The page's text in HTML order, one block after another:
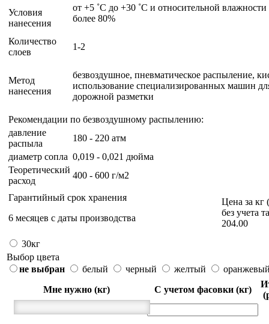
Условия
нанесения
от +5 ˚C до +30 ˚C и относительной влажности
более 80%
Количество
слоев
1-2
Метод
нанесения
безвоздушное, пневматическое распыление,
использование специализированных машин
дорожной разметки
Рекомендации по безвоздушному распылению:
давление
распыла
180 - 220 атм
диаметр сопла 0,019 - 0,021 дюйма
Теоретический
расход
400 - 600 г/м2
Гарантийный срок хранения
6 месяцев с даты производства
Цена за кг
без учета
204.00
30кг
Выбор цвета
не выбран
белый черный желтый
Мне нужно (кг)
С учетом фасовки (кг)
(